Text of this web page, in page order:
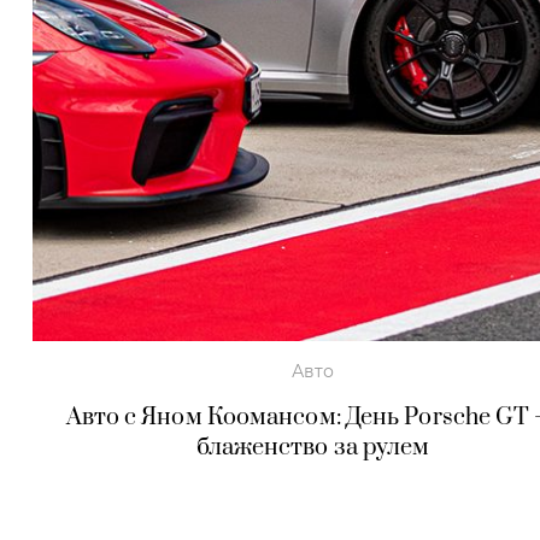
Авто
Авто с Яном Коомансом: День Porsche
блаженство за рулем